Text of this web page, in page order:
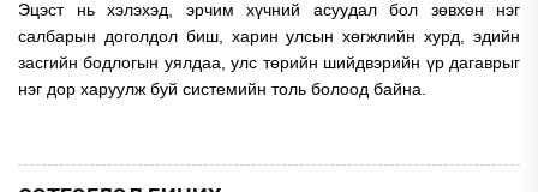
Эцэст нь хэлэхэд, эрчим хүчний асуудал бол зөвхөн нэг
салбарын доголдол биш, харин улсын хөгжлийн хурд, эдийн
засгийн бодлогын уялдаа, улс төрийн шийдвэрийн үр дагаврыг
нэг дор харуулж буй системийн толь болоод байна.